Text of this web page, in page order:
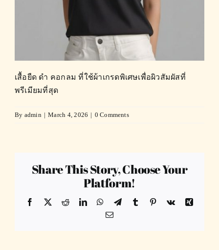
เสื้อยืด ดำ คอกลม ที่ใช้ผ้าเกรดพิเศษเพื่อผิวสัมผัสที่
พรีเมียมที่สุด
By admin | March 4, 2026 | 0 Comments
Share This Story, Choose Your
Platform!
Facebook
X RedditLinkedInWhatsApp
TelegramTumblr Pinterest
Vk
Xing
Email